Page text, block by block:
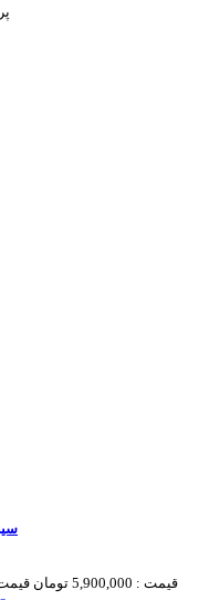
قیمت : 5,900,000 تومان